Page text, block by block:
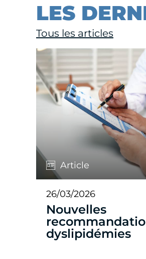
LES
Tous les articles
Article
26/03/2026
Nouvelles
dyslipidémies